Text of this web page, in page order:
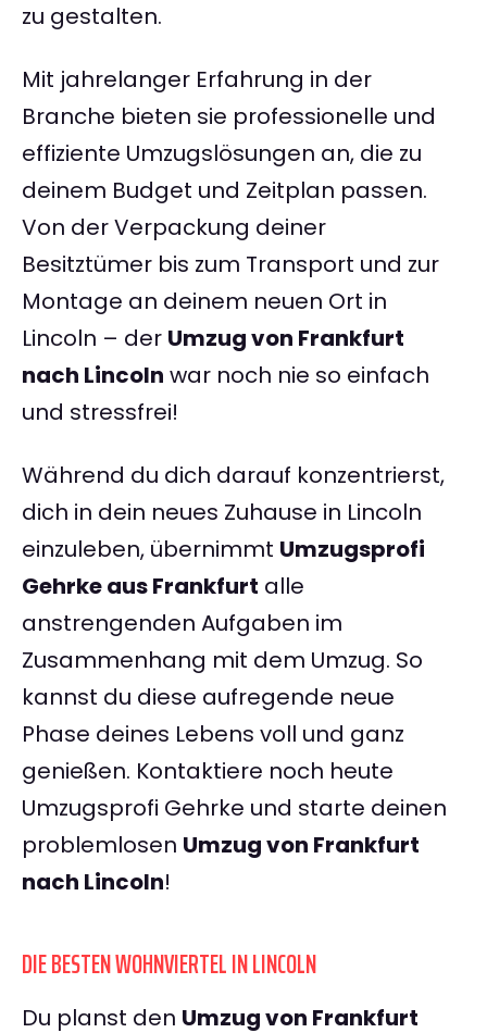
zu gestalten.
Mit jahrelanger Erfahrung in der
Branche bieten sie professionelle und
effiziente Umzugslösungen an, die zu
deinem Budget und Zeitplan passen.
Von der Verpackung deiner
Besitztümer bis zum Transport und zur
Montage an deinem neuen Ort in
Lincoln – der Umzug von Frankfurt
nach Lincoln war noch nie so einfach
und stressfrei!
Während du dich darauf konzentrierst,
dich in dein neues Zuhause in Lincoln
einzuleben, übernimmt Umzugsprofi
Gehrke aus Frankfurt alle
anstrengenden Aufgaben im
Zusammenhang mit dem Umzug. So
kannst du diese aufregende neue
Phase deines Lebens voll und ganz
genießen. Kontaktiere noch heute
Umzugsprofi Gehrke und starte deinen
problemlosen Umzug von Frankfurt
nach Lincoln!
DIE BESTEN WOHNVIERTEL IN LINCOLN
Du planst den Umzug von Frankfurt